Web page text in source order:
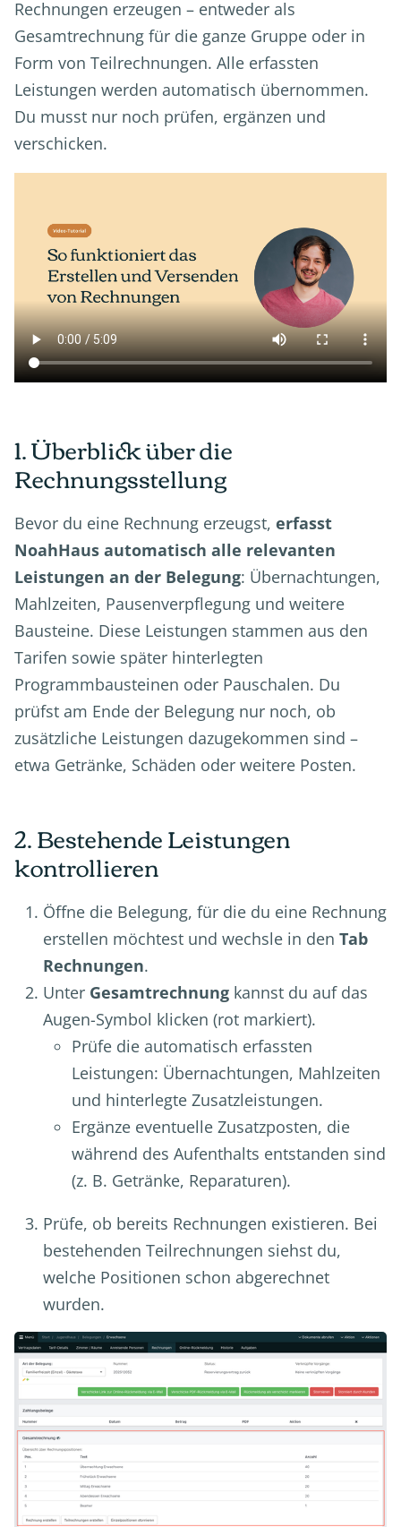
Rechnungen erzeugen – entweder als
Gesamtrechnung für die ganze Gruppe oder in
Form von Teilrechnungen. Alle erfassten
Leistungen werden automatisch übernommen.
Du musst nur noch prüfen, ergänzen und
verschicken.
1. Überblick über die
Rechnungsstellung
Bevor du eine Rechnung erzeugst, erfasst
NoahHaus automatisch alle relevanten
Leistungen an der Belegung: Übernachtungen,
Mahlzeiten, Pausenverpflegung und weitere
Bausteine. Diese Leistungen stammen aus den
Tarifen sowie später hinterlegten
Programmbausteinen oder Pauschalen. Du
prüfst am Ende der Belegung nur noch, ob
zusätzliche Leistungen dazugekommen sind –
etwa Getränke, Schäden oder weitere Posten.
2. Bestehende Leistungen
kontrollieren
Öffne die Belegung, für die du eine Rechnung
erstellen möchtest und wechsle in den Tab
Rechnungen.
Unter Gesamtrechnung kannst du auf das
Augen-Symbol klicken (rot markiert).
Prüfe die automatisch erfassten
Leistungen: Übernachtungen, Mahlzeiten
und hinterlegte Zusatzleistungen.
Ergänze eventuelle Zusatzposten, die
während des Aufenthalts entstanden sind
(z. B. Getränke, Reparaturen).
Prüfe, ob bereits Rechnungen existieren. Bei
bestehenden Teilrechnungen siehst du,
welche Positionen schon abgerechnet
wurden.